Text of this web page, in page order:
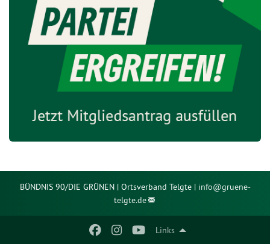
Links
BÜNDNIS 90/DIE GRÜNEN | Ortsverband Telgte | info@gruene-
telgte.de